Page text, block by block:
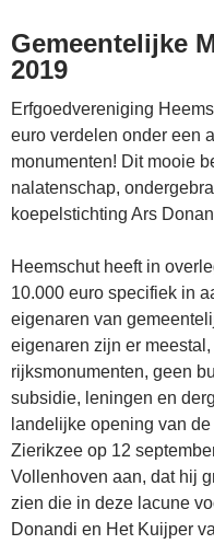
Gemeentelijke
2019
Erfgoedvereniging
euro verdelen onder een
monumenten! Dit mooie
nalatenschap,
koepelstichting Ars
Heemschut heeft in
10.000 euro specifiek in
eigenaren van
eigenaren zijn er
rijksmonumenten, geen
subsidie, leningen en
landelijke opening van
Zierikzee op 12
Vollenhoven aan, dat hij
zien die in deze lacune
Donandi en Het Kuijper